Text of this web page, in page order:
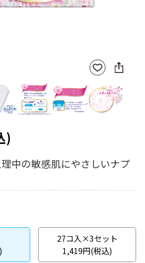
お気
に入
登録
SNS
に
ェ
ア
Next
)
中の敏感肌にやさしいナプ
27コ入×3セット
1,419円(税込)